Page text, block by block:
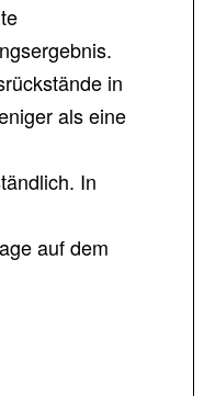
in
als eine
In
auf dem